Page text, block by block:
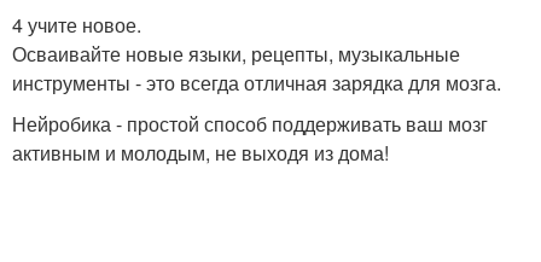
4 учите новое.
Осваивайте новые языки, рецепты, музыкальные
инструменты - это всегда отличная зарядка для мозга.
Нейробика - простой способ поддерживать ваш мозг
активным и молодым, не выходя из дома!